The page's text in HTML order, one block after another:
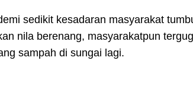
sedikit kesadaran masyarakat
nila berenang, masyarakatpun
sampah di sungai lagi.